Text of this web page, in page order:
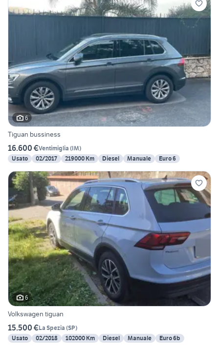
6
Tiguan bussiness
16.600 €Ventimiglia (IM)
Usato
02/2017 219000 Km Diesel Manuale Euro 6
6
Volkswagen tiguan
15.500 €La Spezia (SP)
Usato
02/2018 102000 Km Diesel Manuale Euro 6b